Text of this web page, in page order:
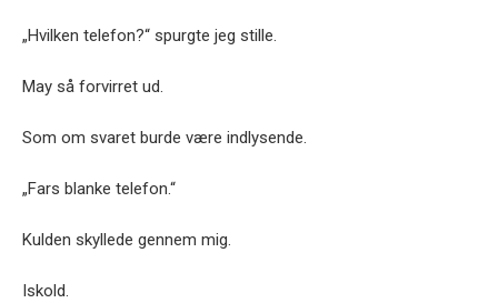
„Hvilken telefon?“ spurgte jeg stille.
May så forvirret ud.
Som om svaret burde være indlysende.
„Fars blanke telefon.“
Kulden skyllede gennem mig.
Iskold.